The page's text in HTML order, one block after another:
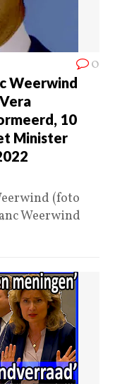
0
Weerwind
10
Minister
(foto
Weerwind